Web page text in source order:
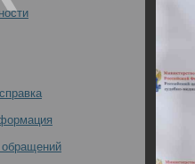
2022 года в РЦСМЭ состоялась
практическая конференция с
участием «Профессиональные
медицинских работников:
обращений